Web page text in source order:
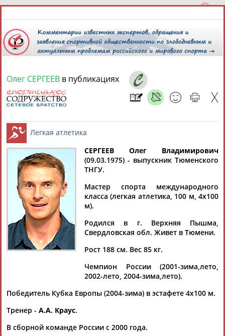
6 августа 2026 года,
СПОРТСМЕНЫ, ТРЕНЕРЫ И СПЕЦИАЛИСТЫ
Найдено: 13181персон Расширенный поиск
Аслаудин
АБАЕВ
Елена
АБАИМОВА
АБАКУМОВА
АБАЛАКИНА
Тамилла
АБАСОВА
Рамазан
АБАЧАРАЕВ
Ростом
АБАШИДЗЕ
Флюра
Татьяна
Акжана
Олег СЕРГЕЕВ в публикациях
Легкая атлетика
СЕРГЕЕВ Олег Владимирович
(09.03.1975) - выпускник Тюменского
ТНГУ.
Мастер спорта международного
класса (легкая атлетика, 100 м, 4х100
м).
Родился в г. Верхняя Пышма,
Свердловская обл. Живет в Тюмени.
Рост 188 см. Вес 85 кг.
Чемпион России (2001-зима,лето,
2002-лето, 2004-зима,лето).
Победитель Кубка Европы (2004-зима) в эстафете 4х100 м.
Тренер - А.А. Краус.
В сборной команде России с 2000 года.